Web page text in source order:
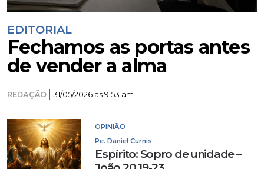
EDITORIAL
Fechamos as portas antes
de vender a alma
REDAÇÃO 31/05/2026 as 9:53 am
OPINIÃO
Pe. Daniel Curnis
Espírito: Sopro de unidade –